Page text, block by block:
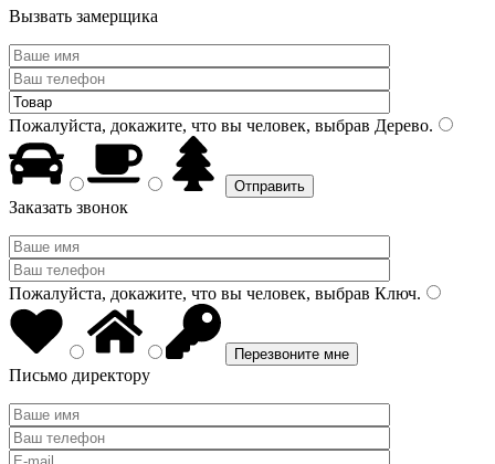
Вызвать замерщика
Пожалуйста, докажите, что вы человек, выбрав Дерево.
Заказать звонок
Пожалуйста, докажите, что вы человек, выбрав Ключ.
Письмо директору